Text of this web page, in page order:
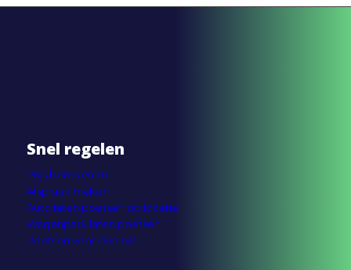
Snel regelen
Prijs berekenen
Afspraak maken
Auto laten poetsen op locatie
Wagenpark laten poetsen
Poetsen voor dealers